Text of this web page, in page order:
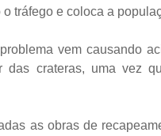
tráfego e coloca a
vem causando
crateras, uma vez
as obras de